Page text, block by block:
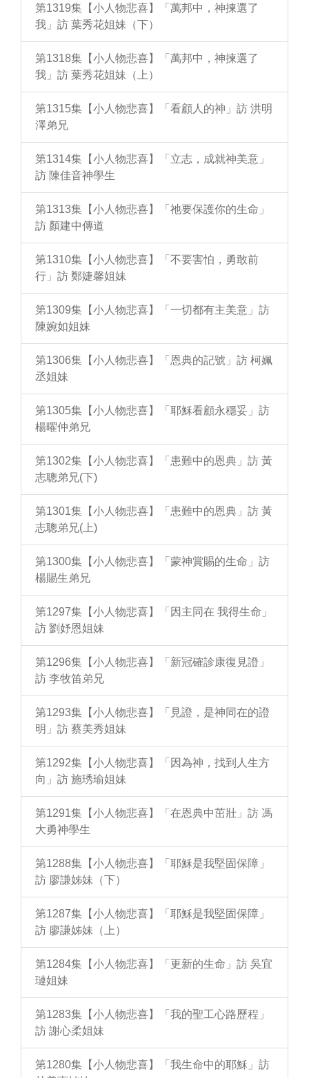
第1319集【小人物悲喜】「萬邦中，神揀選了
我」訪 葉秀花姐妹（下）
第1318集【小人物悲喜】「萬邦中，神揀選了
我」訪 葉秀花姐妹（上）
第1315集【小人物悲喜】「看顧人的神」訪 洪明
澤弟兄
第1314集【小人物悲喜】「立志，成就神美意」
訪 陳佳音神學生
第1313集【小人物悲喜】「祂要保護你的生命」
訪 顏建中傳道
第1310集【小人物悲喜】「不要害怕，勇敢前
行」訪 鄭婕馨姐妹
第1309集【小人物悲喜】「一切都有主美意」訪
陳婉如姐妹
第1306集【小人物悲喜】「恩典的記號」訪 柯姵
丞姐妹
第1305集【小人物悲喜】「耶穌看顧永穩妥」訪
楊曜仲弟兄
第1302集【小人物悲喜】「患難中的恩典」訪 黃
志聰弟兄(下)
第1301集【小人物悲喜】「患難中的恩典」訪 黃
志聰弟兄(上)
第1300集【小人物悲喜】「蒙神賞賜的生命」訪
楊賜生弟兄
第1297集【小人物悲喜】「因主同在 我得生命」
訪 劉妤恩姐妹
第1296集【小人物悲喜】「新冠確診康復見證」
訪 李牧笛弟兄
第1293集【小人物悲喜】「見證，是神同在的證
明」訪 蔡美秀姐妹
第1292集【小人物悲喜】「因為神，找到人生方
向」訪 施琇瑜姐妹
第1291集【小人物悲喜】「在恩典中茁壯」訪 馮
大勇神學生
第1288集【小人物悲喜】「耶穌是我堅固保障」
訪 廖謙姊妹（下）
第1287集【小人物悲喜】「耶穌是我堅固保障」
訪 廖謙姊妹（上）
第1284集【小人物悲喜】「更新的生命」訪 吳宜
璉姐妹
第1283集【小人物悲喜】「我的聖工心路歷程」
訪 謝心柔姐妹
第1280集【小人物悲喜】「我生命中的耶穌」訪